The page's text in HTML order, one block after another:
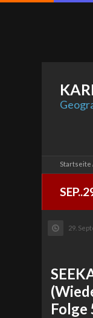
Startseite
29.
Folge